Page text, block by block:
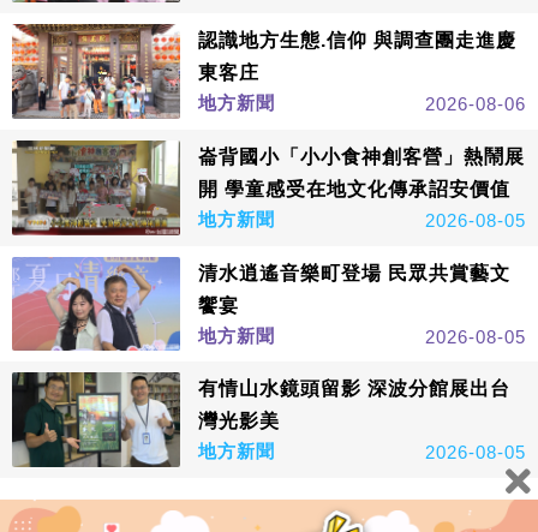
認識地方生態.信仰 與調查團走進慶
東客庄
地方新聞
2026-08-06
崙背國小「小小食神創客營」熱鬧展
開 學童感受在地文化傳承詔安價值
地方新聞
2026-08-05
清水逍遙音樂町登場 民眾共賞藝文
饗宴
地方新聞
2026-08-05
有情山水鏡頭留影 深波分館展出台
灣光影美
地方新聞
2026-08-05
看更多